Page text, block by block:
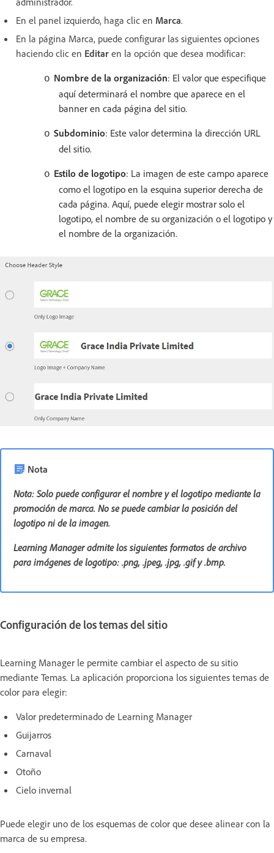
En el panel izquierdo, haga clic en Marca.
En la página Marca, puede configurar las siguientes opciones
haciendo clic en Editar en la opción que desea modificar:
o Nombre de la organización: El valor que especifique
aquí determinará el nombre que aparece en el
banner en cada página del sitio.
o Subdominio: Este valor determina la dirección URL
del sitio.
o Estilo de logotipo: La imagen de este campo aparece
como el logotipo en la esquina superior derecha de
cada página. Aquí, puede elegir mostrar solo el
logotipo, el nombre de su organización o el logotipo y
el nombre de la organización.
Nota
Nota: Solo puede configurar el nombre y el logotipo mediante la
promoción de marca. No se puede cambiar la posición del
logotipo ni de la imagen.
Learning Manager admite los siguientes formatos de archivo
para imágenes de logotipo: .png, .jpeg, .jpg, .gif y .bmp.
Configuración de los temas del sitio
Learning Manager le permite cambiar el aspecto de su sitio
mediante Temas. La aplicación proporciona los siguientes temas de
color para elegir:
Valor predeterminado de Learning Manager
Guijarros
Carnaval
Otoño
Cielo invernal
Puede elegir uno de los esquemas de color que desee alinear con la
marca de su empresa.